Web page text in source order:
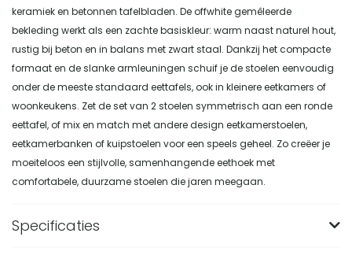
keramiek en betonnen tafelbladen. De offwhite gemêleerde
bekleding werkt als een zachte basiskleur: warm naast naturel hout,
rustig bij beton en in balans met zwart staal. Dankzij het compacte
formaat en de slanke armleuningen schuif je de stoelen eenvoudig
onder de meeste standaard eettafels, ook in kleinere eetkamers of
woonkeukens. Zet de set van 2 stoelen symmetrisch aan een ronde
eettafel, of mix en match met andere design eetkamerstoelen,
eetkamerbanken of kuipstoelen voor een speels geheel. Zo creëer je
moeiteloos een stijlvolle, samenhangende eethoek met
comfortabele, duurzame stoelen die jaren meegaan.
Specificaties